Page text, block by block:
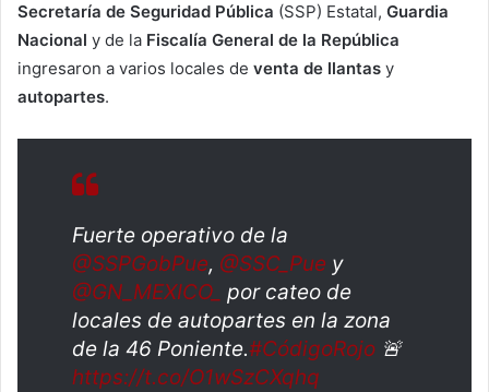
Secretaría de Seguridad Pública (SSP) Estatal, Guardia
Nacional y de la Fiscalía General de la República
ingresaron a varios locales de venta de llantas y
autopartes.
Fuerte operativo de la
@SSPGobPue, @SSC_Pue y
@GN_MEXICO_ por cateo de
locales de autopartes en la zona
de la 46 Poniente.#CódigoRojo 🚨
https://t.co/O1wSzCXqhq